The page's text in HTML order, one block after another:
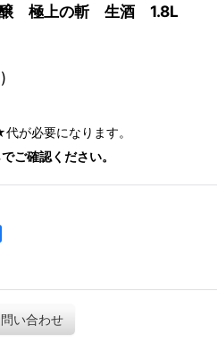
極上の斬 生酒 1.8L
代が必要になります。
ご確認ください。
い合わせ